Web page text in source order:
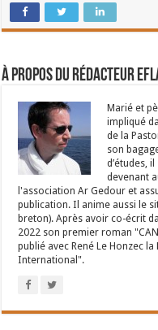
À propos du rédacteur
Marié et
impliqué
de la
son
d’études, il
devenant
l'association Ar Gedour et
publication. Il anime aussi le
breton). Après avoir co-écrit
2022 son premier roman
publié avec René Le Honzec
International".